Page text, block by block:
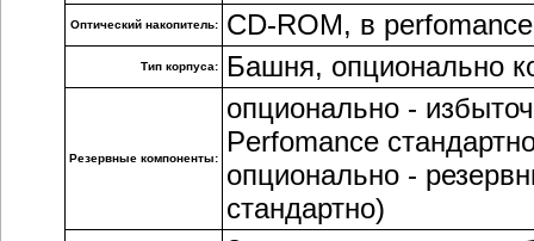
Оптический накопитель: CD-ROM, в
Тип корпуса: Башня, опционально
Резервные компоненты:
опционально -
Perfomance
опционально -
стандартно)